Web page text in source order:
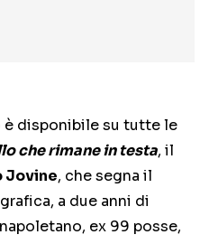
disponibile su tutte le
che rimane in testa, il
Jovine, che segna il
a due anni di
ex 99 posse,